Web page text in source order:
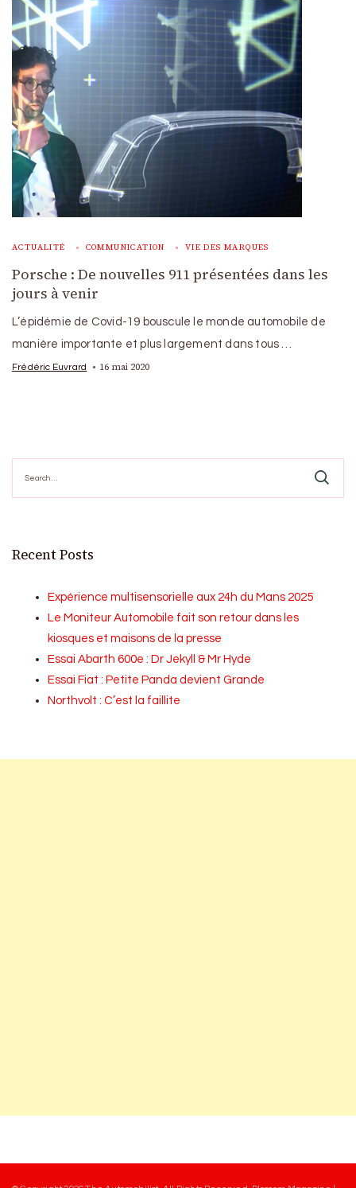
ACTUALITÉ COMMUNICATION VIE DES MARQUES
Porsche : De nouvelles 911 présentées dans les
jours à venir
L’épidémie de Covid-19 bouscule le monde automobile de
manière importante et plus largement dans tous …
Frédéric Euvrard 16 mai 2020
for:
Recent Posts
Expérience multisensorielle aux 24h du Mans 2025
Le Moniteur Automobile fait son retour dans les
kiosques et maisons de la presse
Essai Abarth 600e : Dr Jekyll & Mr Hyde
Essai Fiat : Petite Panda devient Grande
Northvolt : C’est la faillite